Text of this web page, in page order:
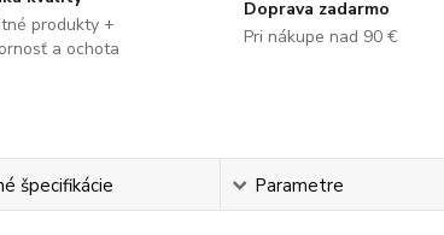
produkty +
a ochota
Doprava zadarmo
Pri nákupe nad 90 €
špecifikácie Parametre